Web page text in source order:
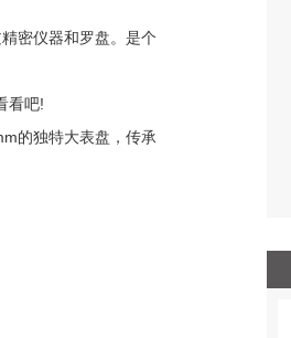
密仪器和罗盘。是个
看吧!
的独特大表盘，传承